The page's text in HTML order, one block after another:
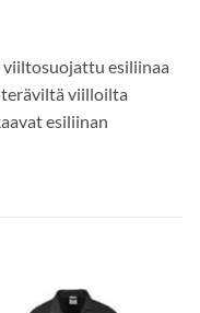
esiliinaa
viilloilta
esiliinan